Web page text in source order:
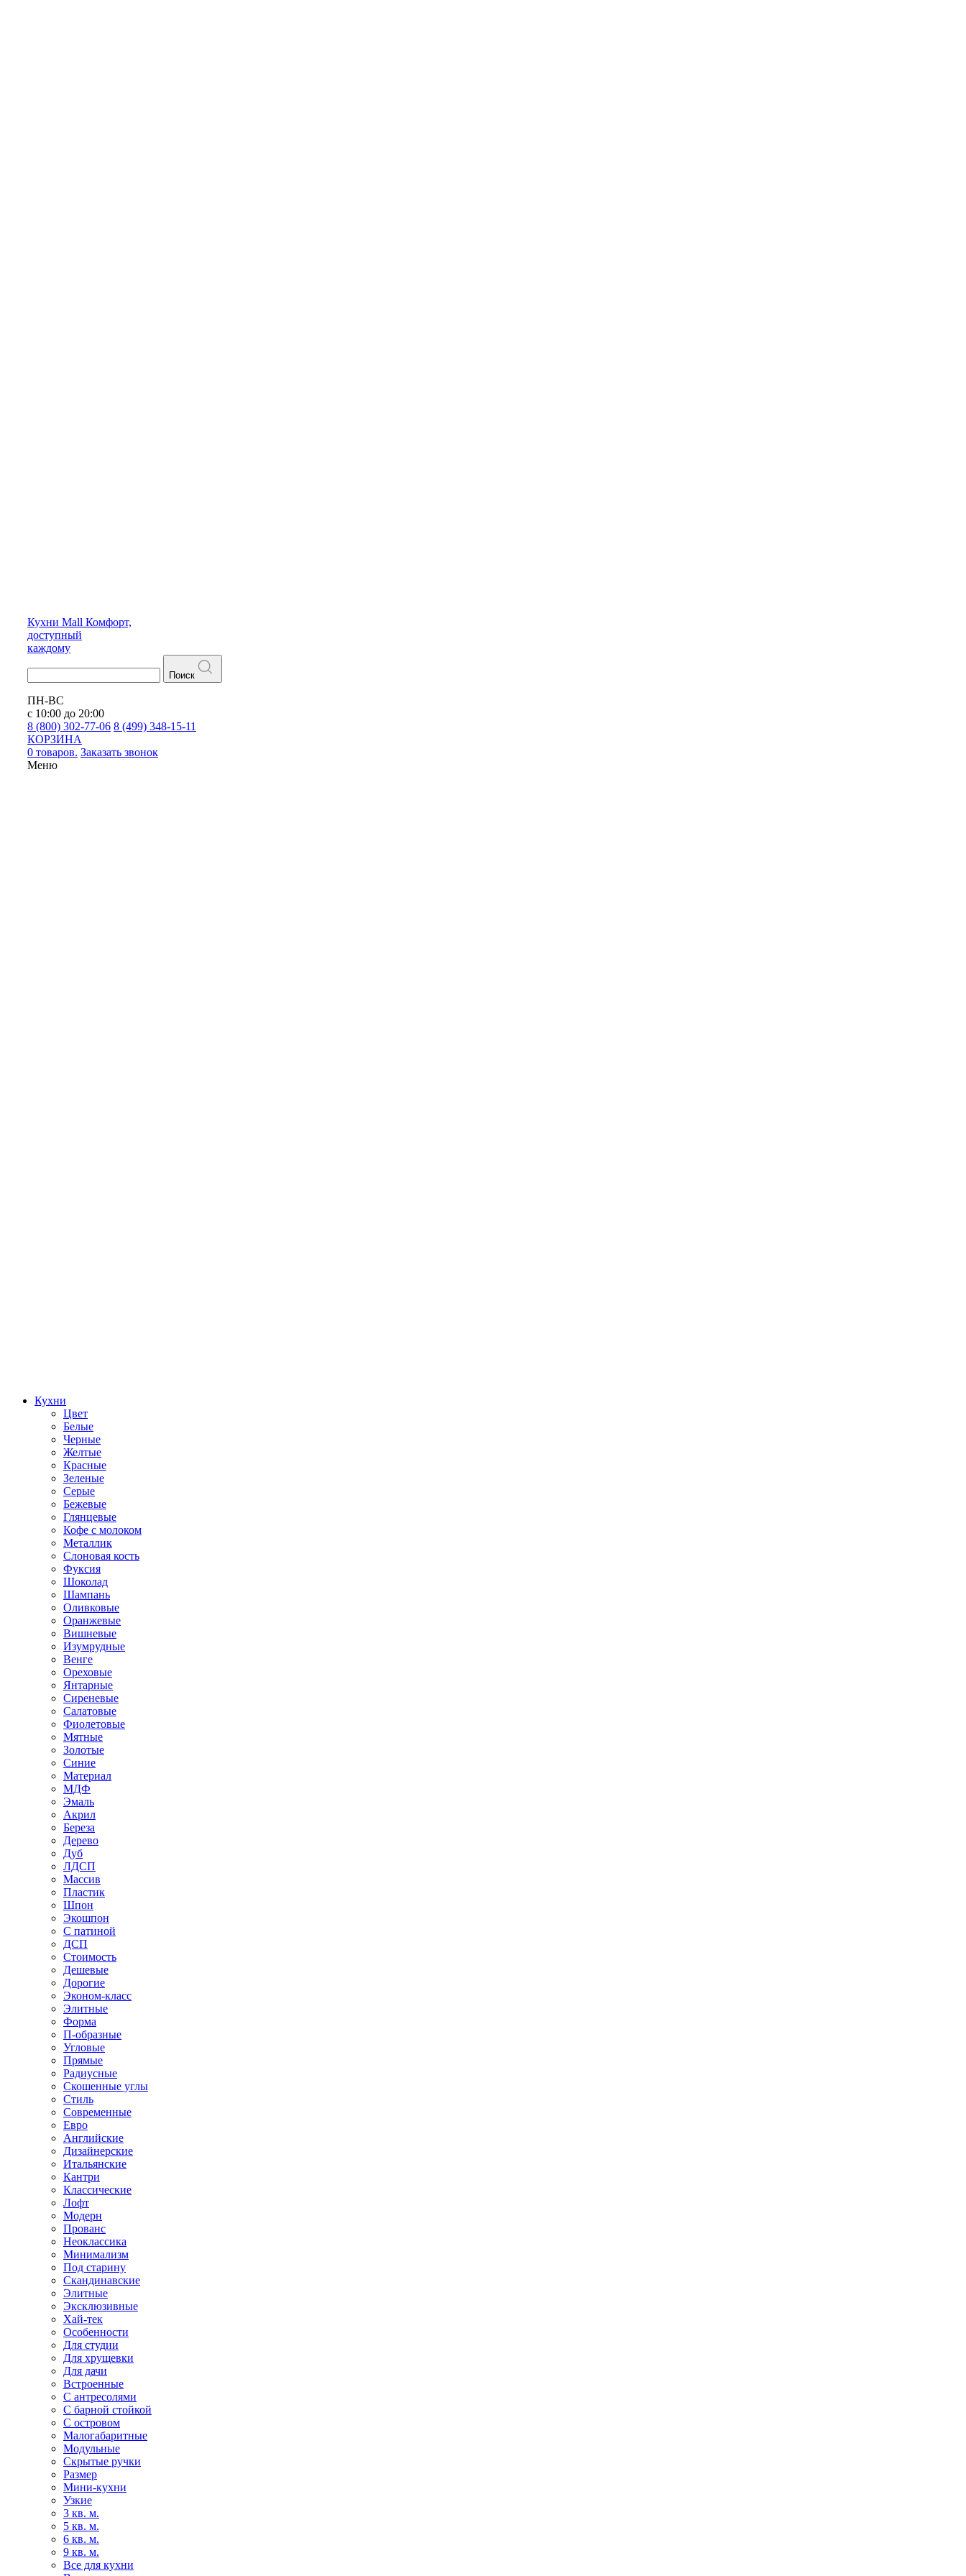
Кухни Mall Комфорт,
доступный
каждому
Поиск
ПН-ВС
с 10:00 до 20:00
8 (800) 302-77-06 8 (499) 348-15-11
КОРЗИНА
0 товаров. Заказать звонок
Меню
Кухни
Цвет
Белые
Черные
Желтые
Красные
Зеленые
Серые
Бежевые
Глянцевые
Кофе с молоком
Металлик
Слоновая кость
Фуксия
Шоколад
Шампань
Оливковые
Оранжевые
Вишневые
Изумрудные
Венге
Ореховые
Янтарные
Сиреневые
Салатовые
Фиолетовые
Мятные
Золотые
Синие
Материал
МДФ
Эмаль
Акрил
Береза
Дерево
Дуб
ЛДСП
Массив
Пластик
Шпон
Экошпон
С патиной
ДСП
Стоимость
Дешевые
Дорогие
Эконом-класс
Элитные
Форма
П-образные
Угловые
Прямые
Радиусные
Скошенные углы
Стиль
Современные
Евро
Английские
Дизайнерские
Итальянские
Кантри
Классические
Лофт
Модерн
Прованс
Неоклассика
Минимализм
Под старину
Скандинавские
Элитные
Эксклюзивные
Хай-тек
Особенности
Для студии
Для хрущевки
Для дачи
Встроенные
С антресолями
С барной стойкой
С островом
Малогабаритные
Модульные
Скрытые ручки
Размер
Мини-кухни
Узкие
3 кв. м.
5 кв. м.
6 кв. м.
9 кв. м.
Все для кухни